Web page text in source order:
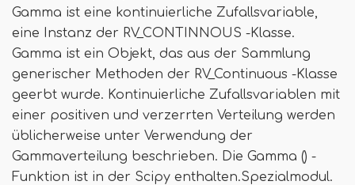
Gamma ist eine kontinuierliche Zufallsvariable,
eine Instanz der RV_CONTINNOUS -Klasse.
Gamma ist ein Objekt, das aus der Sammlung
generischer Methoden der RV_Continuous -Klasse
geerbt wurde. Kontinuierliche Zufallsvariablen mit
einer positiven und verzerrten Verteilung werden
üblicherweise unter Verwendung der
Gammaverteilung beschrieben. Die Gamma () -
Funktion ist in der Scipy enthalten.Spezialmodul.